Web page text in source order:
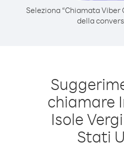
Seleziona “Chiamata Viber
della
chiamare
Isole
Stati